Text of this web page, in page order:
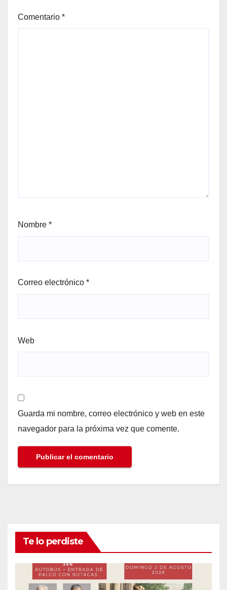
Comentario *
Nombre *
Correo electrónico *
Web
Guarda mi nombre, correo electrónico y web en este
navegador para la próxima vez que comente.
Te lo perdiste